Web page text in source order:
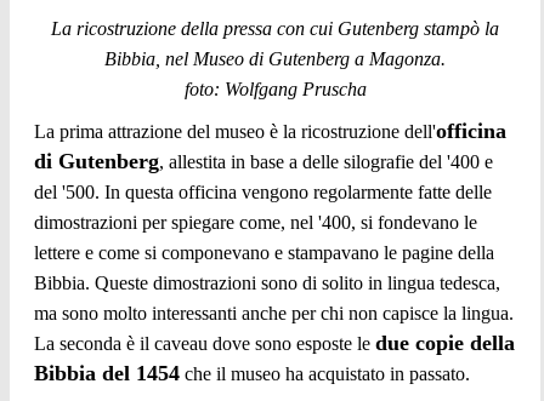
La ricostruzione della pressa con cui Gutenberg stampò la
Bibbia, nel Museo di Gutenberg a Magonza.
foto: Wolfgang Pruscha
La prima attrazione del museo è la ricostruzione dell'officina
di Gutenberg, allestita in base a delle silografie del '400 e
del '500. In questa officina vengono regolarmente fatte delle
dimostrazioni per spiegare come, nel '400, si fondevano le
lettere e come si componevano e stampavano le pagine della
Bibbia. Queste dimostrazioni sono di solito in lingua tedesca,
ma sono molto interessanti anche per chi non capisce la lingua.
La seconda è il caveau dove sono esposte le due copie della
Bibbia del 1454 che il museo ha acquistato in passato.